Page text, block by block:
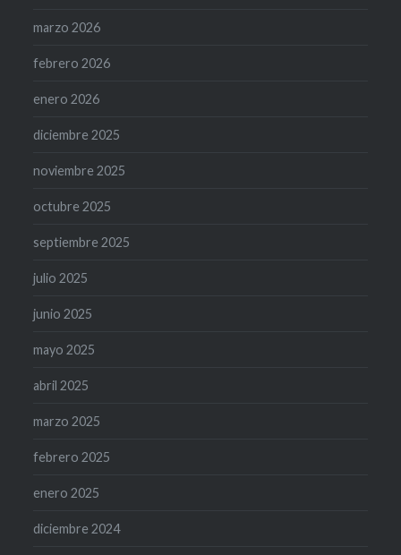
marzo 2026
febrero 2026
enero 2026
diciembre 2025
noviembre 2025
octubre 2025
septiembre 2025
julio 2025
junio 2025
mayo 2025
abril 2025
marzo 2025
febrero 2025
enero 2025
diciembre 2024